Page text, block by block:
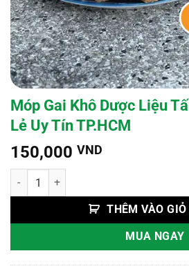
Móp Gai Khô Dược Liệu
Lẻ Uy Tín TP.HCM
150,000 VND
Móp Gai Khô Dược Liệu Tấn Phát: Đại
THÊM VÀO
MUA NGAY